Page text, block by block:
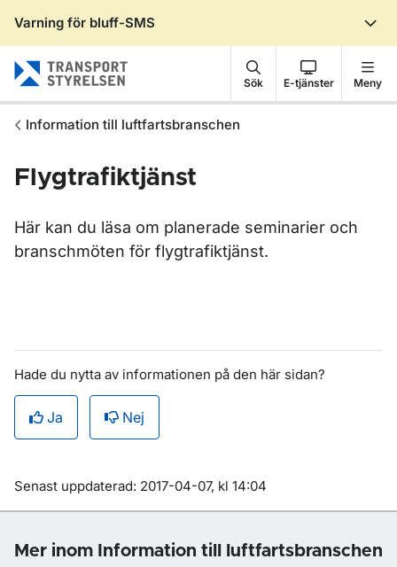
Varning för bluff-SMS
Sök E-tjänster Meny
Information till luftfartsbranschen
Flygtrafiktjänst
Här kan du läsa om planerade seminarier och
branschmöten för flygtrafiktjänst.
Hade du nytta av informationen på den här sidan?
Ja Nej
Om sidan
Senast uppdaterad: 2017-04-07, kl 14:04
Mer inom Information till luftfartsbranschen